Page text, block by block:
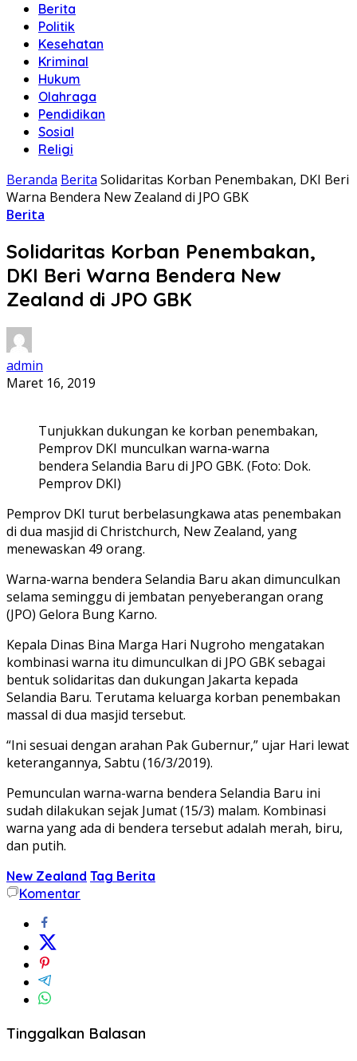
Berita
Politik
Kesehatan
Kriminal
Hukum
Olahraga
Pendidikan
Sosial
Religi
Beranda Berita Solidaritas Korban Penembakan, DKI Beri
Warna Bendera New Zealand di JPO GBK
Berita
Solidaritas Korban Penembakan,
DKI Beri Warna Bendera New
Zealand di JPO GBK
admin
Maret 16, 2019
Tunjukkan dukungan ke korban penembakan,
Pemprov DKI munculkan warna-warna
bendera Selandia Baru di JPO GBK. (Foto: Dok.
Pemprov DKI)
Pemprov DKI turut berbelasungkawa atas penembakan
di dua masjid di Christchurch, New Zealand, yang
menewaskan 49 orang.
Warna-warna bendera Selandia Baru akan dimunculkan
selama seminggu di jembatan penyeberangan orang
(JPO) Gelora Bung Karno.
Kepala Dinas Bina Marga Hari Nugroho mengatakan
kombinasi warna itu dimunculkan di JPO GBK sebagai
bentuk solidaritas dan dukungan Jakarta kepada
Selandia Baru. Terutama keluarga korban penembakan
massal di dua masjid tersebut.
“Ini sesuai dengan arahan Pak Gubernur,” ujar Hari lewat
keterangannya, Sabtu (16/3/2019).
Pemunculan warna-warna bendera Selandia Baru ini
sudah dilakukan sejak Jumat (15/3) malam. Kombinasi
warna yang ada di bendera tersebut adalah merah, biru,
dan putih.
New Zealand Tag Berita
Komentar
Tinggalkan Balasan